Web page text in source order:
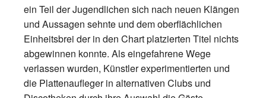
ein Teil der Jugendlichen sich nach neuen Klängen
und Aussagen sehnte und dem oberflächlichen
Einheitsbrei der in den Chart platzierten Titel nichts
abgewinnen konnte. Als eingefahrene Wege
verlassen wurden, Künstler experimentierten und
die Plattenaufleger in alternativen Clubs und